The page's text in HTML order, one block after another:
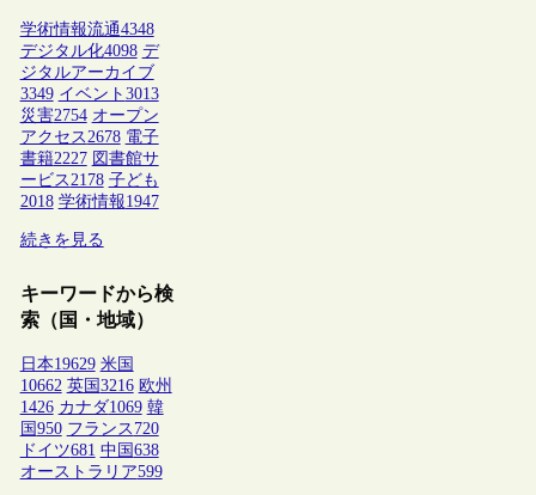
学術情報流通4348
デジタル化4098 デ
ジタルアーカイブ
3349 イベント 3013
災害2754 オープン
アクセス2678 電子
書籍2227 図書館サ
ービス2178 子ども
2018 学術情報1947
続きを見る
キーワードから検
索（国・地域）
日本19629 米国
10662 英国 3216 欧州
1426 カナダ1069 韓
国 950 フランス 720
ドイツ681 中国 638
オーストラリア599